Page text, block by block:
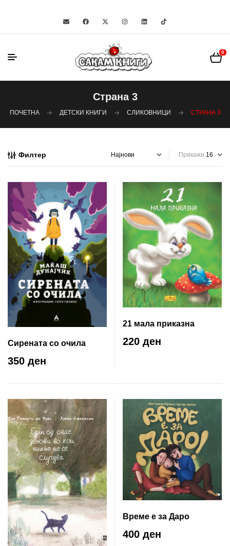
0
Страна 3
ПОЧЕТНА ДЕТСКИ КНИГИ СЛИКОВНИЦИ СТРАНА 3
Филтер Прикажи
Сирената со очила
350 ден
21 мала приказна
220 ден
Време е за Даро
400 ден